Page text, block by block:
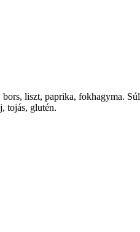
liszt, paprika, fokhagyma.
tojás, glutén.